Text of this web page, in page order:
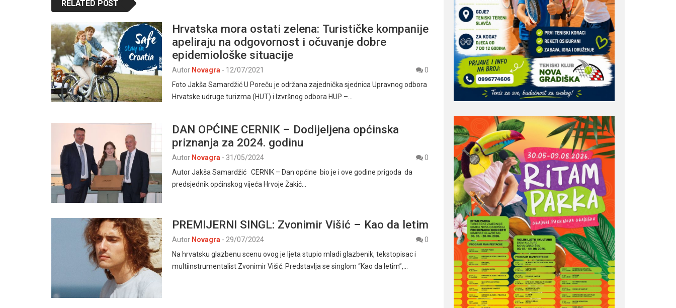
RELATED POST
Hrvatska mora ostati zelena: Turističke kompanije
apeliraju na odgovornost i očuvanje dobre
epidemiološke situacije
Autor Novagra - 12/07/2021
0
Foto Jakša Samardžić U Poreču je održana zajednička sjednica Upravnog odbora
Hrvatske udruge turizma (HUT) i Izvršnog odbora HUP –…
DAN OPĆINE CERNIK – Dodijeljena općinska
priznanja za 2024. godinu
Autor Novagra - 31/05/2024
0
Autor Jakša Samardžić CERNIK – Dan općine bio je i ove godine prigoda da
predsjednik općinskog vijeća Hrvoje Žakić…
PREMIJERNI SINGL: Zvonimir Višić – Kao da letim
Autor Novagra - 29/07/2024
0
Na hrvatsku glazbenu scenu ovog je ljeta stupio mladi glazbenik, tekstopisac i
multiinstrumentalist Zvonimir Višić. Predstavlja se singlom “Kao da letim”,…